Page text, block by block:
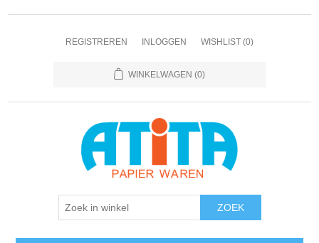
REGISTREREN INLOGGEN WISHLIST (0)
WINKELWAGEN (0)